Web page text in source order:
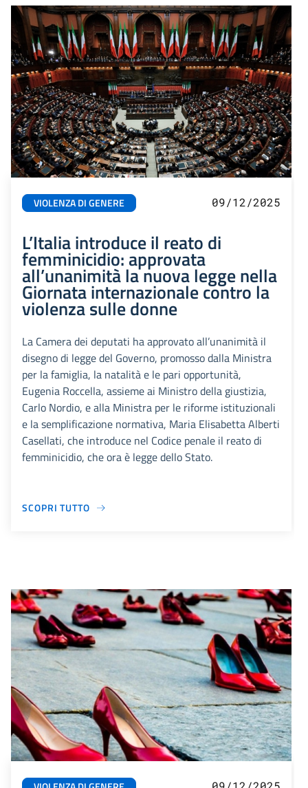
VIOLENZA DI GENERE 09/12/2025
L’Italia introduce il reato di
femminicidio: approvata
all’unanimità la nuova legge nella
Giornata internazionale contro la
violenza sulle donne
La Camera dei deputati ha approvato all’unanimità il
disegno di legge del Governo, promosso dalla Ministra
per la famiglia, la natalità e le pari opportunità,
Eugenia Roccella, assieme ai Ministro della giustizia,
Carlo Nordio, e alla Ministra per le riforme istituzionali
e la semplificazione normativa, Maria Elisabetta Alberti
Casellati, che introduce nel Codice penale il reato di
femminicidio, che ora è legge dello Stato.
SCOPRI TUTTO